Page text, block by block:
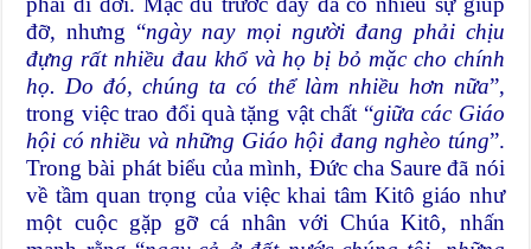
đỡ, nhưng “ngày nay mọi người đang phải chịu
đựng rất nhiều đau khổ và họ bị bỏ mặc cho chính
họ. Do đó, chúng ta có thể làm nhiều hơn nữa”,
trong việc trao đổi quà tặng vật chất “giữa các Giáo
hội có nhiều và những Giáo hội đang nghèo túng”.
Trong bài phát biểu của mình, Đức cha Saure đã nói
về tầm quan trọng của việc khai tâm Kitô giáo như
một cuộc gặp gỡ cá nhân với Chúa Kitô, nhấn